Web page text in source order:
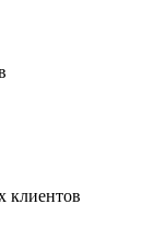
клиентов